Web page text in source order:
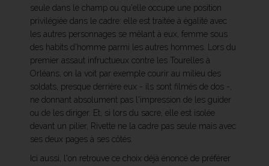
seule dans le champ ou qu'elle occupe une position
privilégiée dans le cadre: elle est traitée à égalité avec
les autres personnages se mêlant à eux, femme sous
des habits d'homme parmi les autres hommes. Lors du
premier assaut infructueux contre les Tourelles à
Orléans, on la voit par exemple courir au milieu des
soldats, presque derrière eux - ils sont filmés de dos -,
ne donnant absolument pas l'impression de les guider
ou de les diriger. Et, si lors du sacre, elle est isolée
devant un pilier, Rivette ne la cadre pas seule mais avec
ses deux pages à ses côtés.
Ici aussi, l'on retrouve ce choix déjà énoncé de préférer